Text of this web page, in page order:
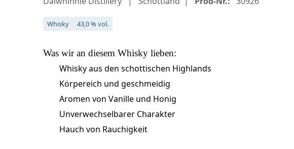
Whisky 43,0 % vol.
Was wir an diesem Whisky lieben:
Whisky aus den schottischen Highlands
Körpereich und geschmeidig
Aromen von Vanille und Honig
Unverwechselbarer Charakter
Hauch von Rauchigkeit